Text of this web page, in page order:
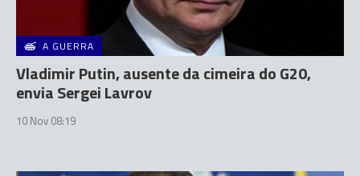
A GUERRA
Vladimir Putin, ausente da cimeira do G20,
envia Sergei Lavrov
10 Nov 08:19